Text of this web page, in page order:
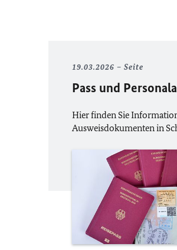
19.03.2026 Seite
Pass und
Hier finden Sie
Ausweisdokumenten in